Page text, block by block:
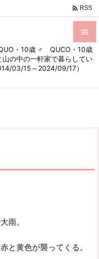
・10歳 ♂ QUCO・10歳
の中の一軒家で暮らしてい
03/15～2024/09/17）


メニュ
サイド

 RSS
雨。
と黄色が襲ってくる。